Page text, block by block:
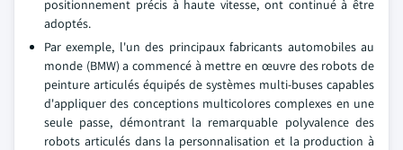
positionnement précis à haute vitesse, ont continué à être
adoptés.
Par exemple, l'un des principaux fabricants automobiles au
monde (BMW) a commencé à mettre en œuvre des robots de
peinture articulés équipés de systèmes multi-buses capables
d'appliquer des conceptions multicolores complexes en une
seule passe, démontrant la remarquable polyvalence des
robots articulés dans la personnalisation et la production à